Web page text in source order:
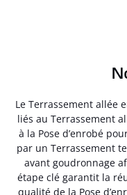
Le Terrassement allée
liés au Terrassement
à la Pose d’enrobé
par un Terrassement
avant goudronnage
étape clé garantit la
qualité de la Pose